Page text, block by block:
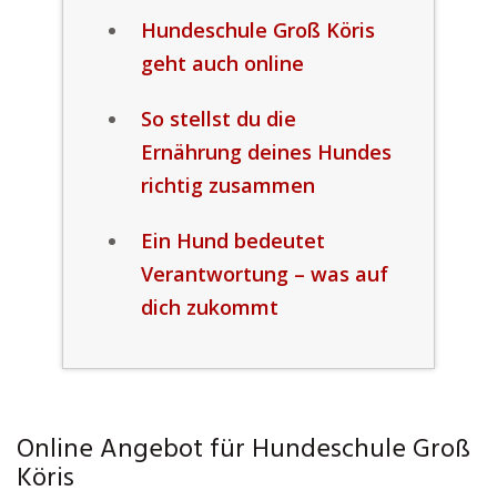
Hundeschule Groß Köris
geht auch online
So stellst du die
Ernährung deines Hundes
richtig zusammen
Ein Hund bedeutet
Verantwortung – was auf
dich zukommt
Online Angebot für Hundeschule Groß
Köris